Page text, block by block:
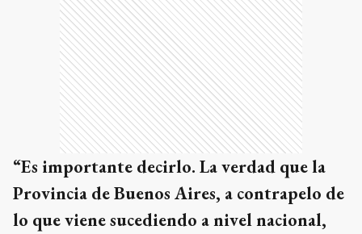
“Es importante decirlo. La verdad que la
Provincia de Buenos Aires, a contrapelo de
lo que viene sucediendo a nivel nacional,